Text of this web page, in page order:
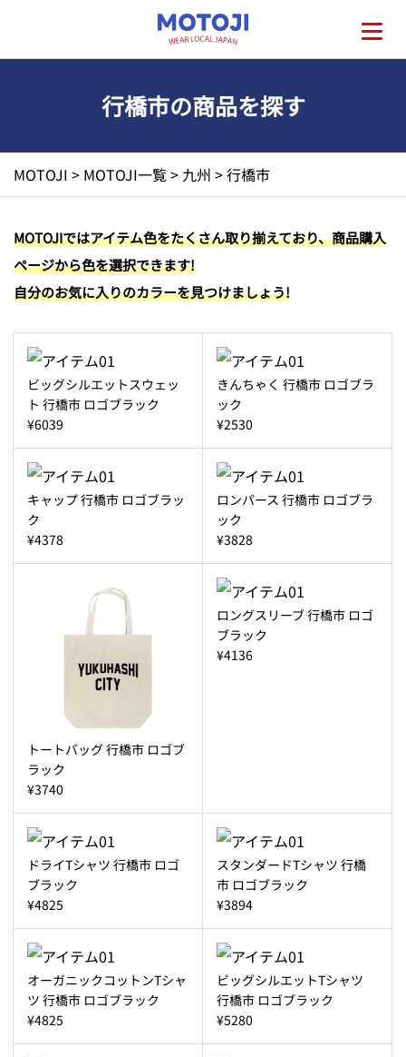
HOME
地元一覧
お問い合わせ
行橋市の商品を探す
MOTOJI > MOTOJI一覧> 九州 >行橋市
MOTOJIではアイテム色をたくさん取り揃えており、商品購入
ページから色を選択できます!
自分のお気に入りのカラーを見つけましょう!
ビッグシルエットスウェッ
ト 行橋市 ロゴブラック
¥6039
きんちゃく 行橋市 ロゴブラ
ック
¥2530
キャップ 行橋市 ロゴブラッ
ク
¥4378
ロンパース 行橋市 ロゴブラ
ック
¥3828
トートバッグ 行橋市 ロゴブ
ラック
¥3740
ロングスリーブ 行橋市 ロゴ
ブラック
¥4136
ドライTシャツ 行橋市 ロゴ
ブラック
¥4825
スタンダードTシャツ 行橋
市 ロゴブラック
¥3894
オーガニックコットンTシャ
ツ 行橋市 ロゴブラック
¥4825
ビッグシルエットTシャツ
行橋市 ロゴブラック
¥5280